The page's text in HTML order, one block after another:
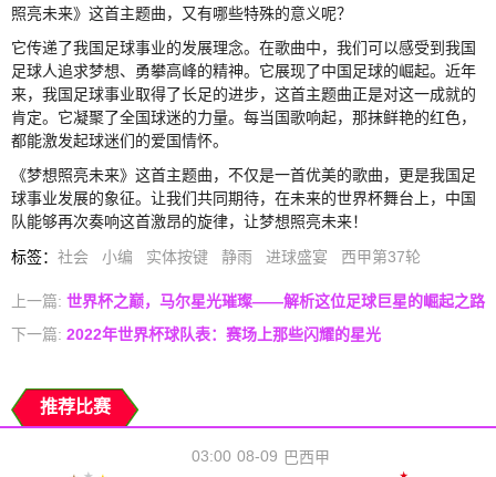
照亮未来》这首主题曲，又有哪些特殊的意义呢？
它传递了我国足球事业的发展理念。在歌曲中，我们可以感受到我国
足球人追求梦想、勇攀高峰的精神。它展现了中国足球的崛起。近年
来，我国足球事业取得了长足的进步，这首主题曲正是对这一成就的
肯定。它凝聚了全国球迷的力量。每当国歌响起，那抹鲜艳的红色，
都能激发起球迷们的爱国情怀。
《梦想照亮未来》这首主题曲，不仅是一首优美的歌曲，更是我国足
球事业发展的象征。让我们共同期待，在未来的世界杯舞台上，中国
队能够再次奏响这首激昂的旋律，让梦想照亮未来！
标签： 社会 小编 实体按键 静雨 进球盛宴 西甲第37轮
上一篇: 世界杯之巅，马尔星光璀璨——解析这位足球巨星的崛起之路
下一篇: 2022年世界杯球队表：赛场上那些闪耀的星光
推荐比赛
08-09
03:00 巴西甲